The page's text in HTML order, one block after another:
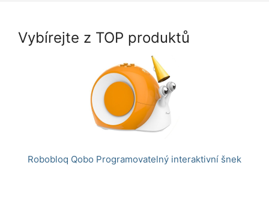
Vybírejte z TOP produktů
Robobloq Qobo Programovatelný interaktivní šnek